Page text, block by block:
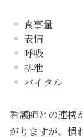
食事量
表情
呼吸
排泄
バイタル
看護師との連携
がりますが、慣